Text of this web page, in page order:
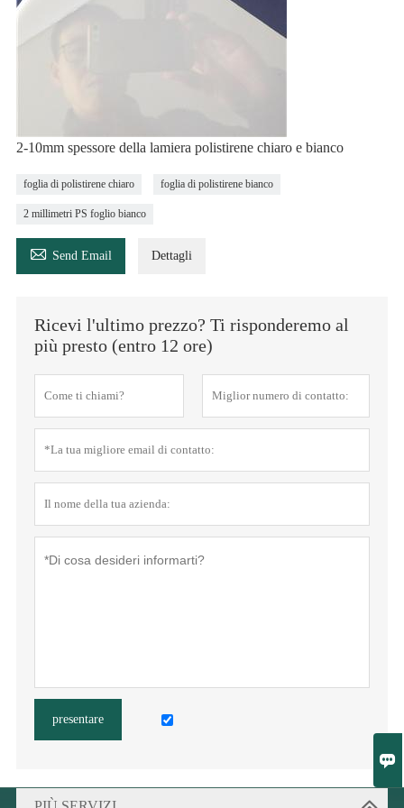

2-10mm spessore della lamiera polistirene chiaro e bianco
foglia di polistirene chiaro foglia di polistirene bianco
2 millimetri PS foglio bianco
 Send Email Dettagli
Ricevi l'ultimo prezzo? Ti risponderemo al
più presto (entro 12 ore)
presentare